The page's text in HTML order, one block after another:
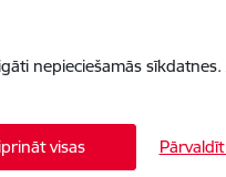
nepieciešamās
visas